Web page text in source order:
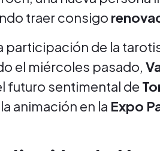
traer consigo
participación de la
el miércoles pasado,
futuro sentimental de
animación en la Expo